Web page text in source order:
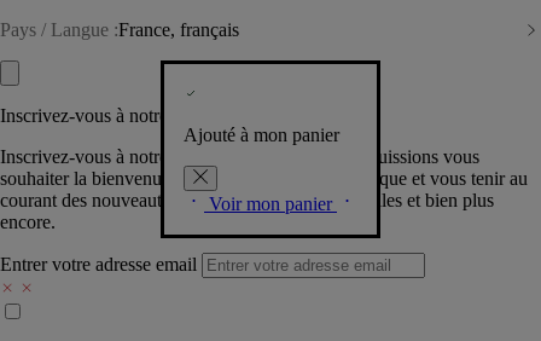
Pays / Langue :France, français
Ajouté à mon panier
Voir mon panier
Inscrivez-vous à notre Newsletter
Inscrivez-vous à notre newsletter pour que nous puissions vous
souhaiter la bienvenue dans la communauté Diptyque et vous tenir au
courant des nouveautés, événements, offres spéciales et bien plus
encore.
Entrer votre adresse email